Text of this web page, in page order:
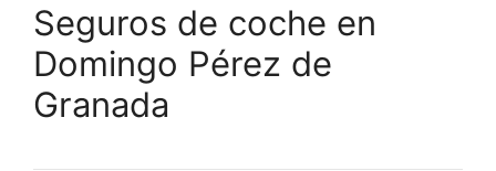
Seguros de coche en
Domingo Pérez de
Granada